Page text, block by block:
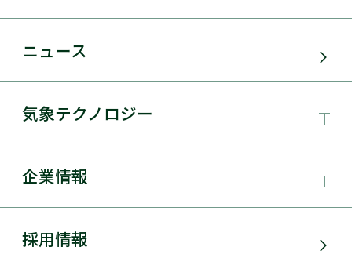
サービス・ソリューション
太陽光発電
ニュース
気象テクノロジー
気象テクノロジー
総合数値気象予測システムSYNFOS
企業情報
日本気象協会とは
採用情報